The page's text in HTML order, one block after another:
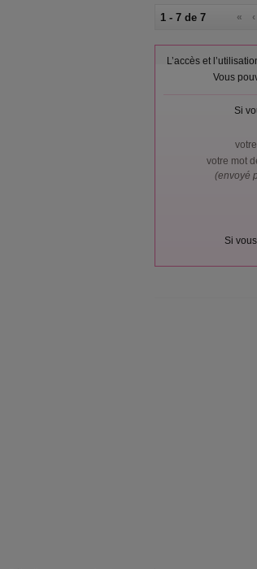
1 - 7 de 7 «
L’accès et
Vous
Si
votre mot
(envoyé
Si